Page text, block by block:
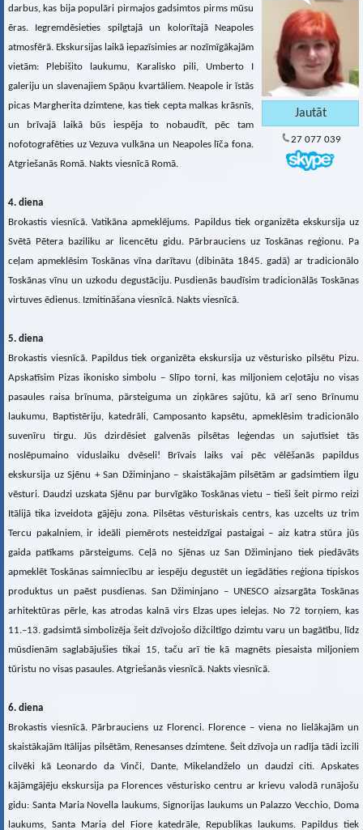
27 077 039
darbus, kas bija populāri pirmajos gadsimtos pirms mūsu
ēras. Iegremdēsieties spilgtajā un kolorītajā Neapoles
atmosfērā. Ekskursijas laikā iepazīsimies ar nozīmīgākajām
vietām: Plebišito laukumu, Karalisko pili, Umberto I
galeriju un slavenajiem Spāņu kvartāliem. Neapole ir īstās
picas Margherita dzimtene, kas tiek cepta malkas krāsnīs,
un brīvajā laikā būs iespēja to nobaudīt, pēc tam
nofotografēties uz Vezuva vulkāna un Neapoles līča fona.
Atgriešanās Romā. Nakts viesnīcā Romā.
4. diena
Brokastis viesnīcā. Vatikāna apmeklējums. Papildus tiek organizēta ekskursija uz
Svētā Pētera baziliku ar licencētu gidu. Pārbrauciens uz Toskānas reģionu. Pa
ceļam apmeklēsim Toskānas vīna darītavu (dibināta 1845. gadā) ar tradicionālo
Toskānas vīnu un uzkodu degustāciju. Pusdienās baudīsim tradicionālās Toskānas
virtuves ēdienus. Izmitināšana viesnīcā. Nakts viesnīcā.
5. diena
Brokastis viesnīcā. Papildus tiek organizēta ekskursija uz vēsturisko pilsētu Pizu.
Apskatīsim Pizas ikonisko simbolu – Slīpo torni, kas miljoniem ceļotāju no visas
pasaules raisa brīnuma, pārsteiguma un ziņkāres sajūtu, kā arī seno Brīnumu
laukumu, Baptistēriju, katedrāli, Camposanto kapsētu, apmeklēsim tradicionālo
suvenīru tirgu. Jūs dzirdēsiet galvenās pilsētas leģendas un sajutīsiet tās
noslēpumaino viduslaiku dvēseli! Brīvais laiks vai pēc vēlēšanās papildus
ekskursija uz Sjēnu + San Džiminjano – skaistākajām pilsētām ar gadsimtiem ilgu
vēsturi. Daudzi uzskata Sjēnu par burvīgāko Toskānas vietu – tieši šeit pirmo reizi
Itālijā tika izveidota gājēju zona. Pilsētas vēsturiskais centrs, kas uzcelts uz trim
Tercu pakalniem, ir ideāli piemērots nesteidzīgai pastaigai – aiz katra stūra jūs
gaida patīkams pārsteigums. Ceļā no Sjēnas uz San Džiminjano tiek piedāvāts
apmeklēt Toskānas saimniecību ar iespēju degustēt un iegādāties reģiona tipiskos
produktus un paēst pusdienas. San Džiminjano – UNESCO aizsargāta Toskānas
arhitektūras pērle, kas atrodas kalnā virs Elzas upes ielejas. No 72 torņiem, kas
11.–13. gadsimtā simbolizēja šeit dzīvojošo dižciltīgo dzimtu varu un bagātību, līdz
mūsdienām saglabājušies tikai 15, taču arī tie kā magnēts piesaista miljoniem
tūristu no visas pasaules. Atgriešanās viesnīcā. Nakts viesnīcā.
6. diena
Brokastis viesnīcā. Pārbrauciens uz Florenci. Florence – viena no lielākajām un
skaistākajām Itālijas pilsētām, Renesanses dzimtene. Šeit dzīvoja un radīja tādi izcili
cilvēki kā Leonardo da Vinči, Dante, Mikelandželo un daudzi citi. Apskates
kājāmgājēju ekskursija pa Florences vēsturisko centru ar krievu valodā runājošu
gidu: Santa Maria Novella laukums, Signorijas laukums un Palazzo Vecchio, Doma
laukums, Santa Maria del Fiore katedrāle, Republikas laukums. Papildus tiek